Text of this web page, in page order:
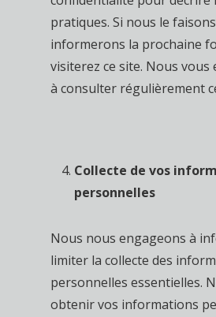
pratiques. Si nous le
informerons la prochaine
visiterez ce site. Nous vous
à consulter régulièrement
Collecte de vos
personnelles
Nous nous engageons à
limiter la collecte des
personnelles essentielles.
obtenir vos informations